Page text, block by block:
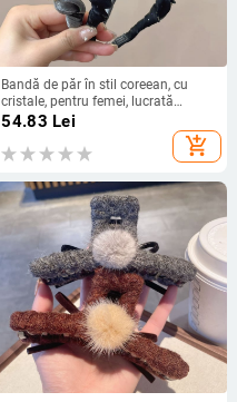
Bandă de păr în stil coreean, cu
cristale, pentru femei, lucrată
manual, material plastică/rășină,
54.83 Lei
add_shopping_cart